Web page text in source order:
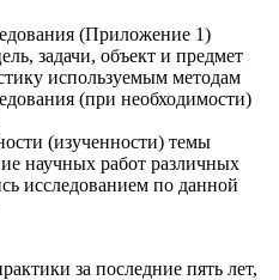
(Приложение 1)
задачи, объект и предмет
используемым методам
(при необходимости)
(изученности) темы
научных работ различных
исследованием по данной
за последние пять лет,